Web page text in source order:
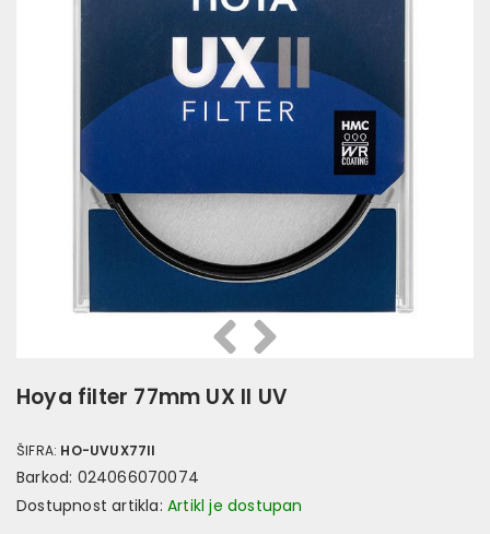
PrethodnaSlijedeća
Hoya filter 77mm UX II UV
ŠIFRA: HO-UVUX77II
Barkod: 024066070074
Dostupnost artikla: Artikl je dostupan